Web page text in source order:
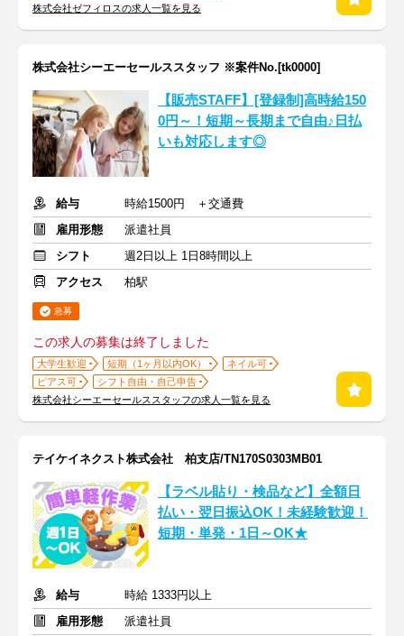
株式会社ゼフィロスの求人一覧を見る
株式会社シーエーセールススタッフ ※案件No.[tk0000]
【販売STAFF】[登録制]高時給150
0円～！短期～長期まで自由♪日払
いも対応します◎
給与
時給1500円 ＋交通費
雇用形態
派遣社員
シフト
週2日以上 1日8時間以上
アクセス
柏駅
急募
この求人の募集は終了しました
大学生歓迎 短期（1ヶ月以内OK）
ネイル可
ピアス可
シフト自由・自己申告
株式会社シーエーセールススタッフの求人一覧を見る
テイケイネクスト株式会社 柏支店/TN170S0303MB01
【ラベル貼り・検品など】全額日
払い・翌日振込OK！未経験歓迎！
短期・単発・1日～OK★
給与
時給 1333円以上
雇用形態
派遣社員